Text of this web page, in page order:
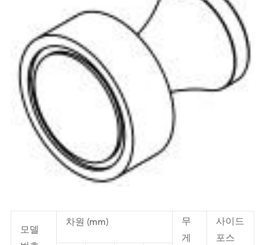
모델
차원 (mm)
무
게
사이드
포스